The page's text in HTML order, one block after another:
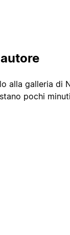
alla galleria di
pochi minuti